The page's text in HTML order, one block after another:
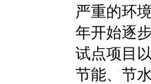
严重的环
年开始逐
试点项目
节能、节